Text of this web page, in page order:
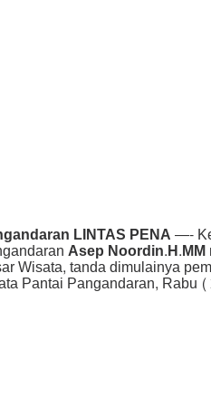
LINTAS PENA—-
Asep Noordin.H.MM
Wisata, tanda dimulainya
Pantai Pangandaran, Rabu